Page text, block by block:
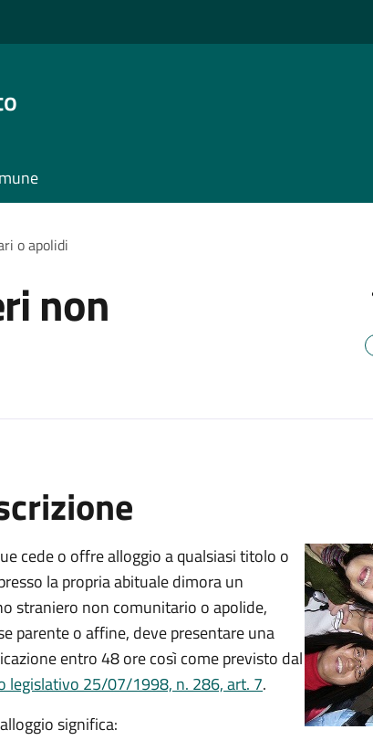
o apolidi
non
cede o offre alloggio a qualsiasi titolo o
la propria abituale dimora un
straniero non comunitario o apolide,
parente o affine, deve presentare una
entro 48 ore così come previsto dal
legislativo 25/07/1998, n. 286, art. 7.
significa: